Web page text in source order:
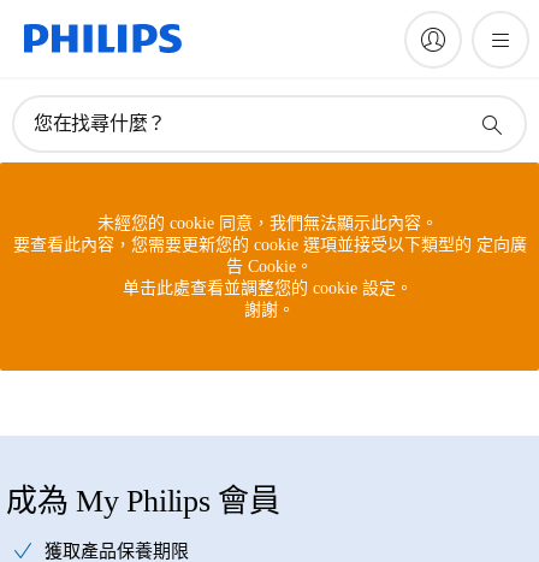
您在找尋什麼？
未經您的 cookie 同意，我們無法顯示此內容。
要查看此內容，您需要更新您的 cookie 選項並接受以下類型的 定向廣
告 Cookie。
单击此處查看並調整您的 cookie 設定。
謝謝。
成為 My Philips 會員
獲取產品保養期限